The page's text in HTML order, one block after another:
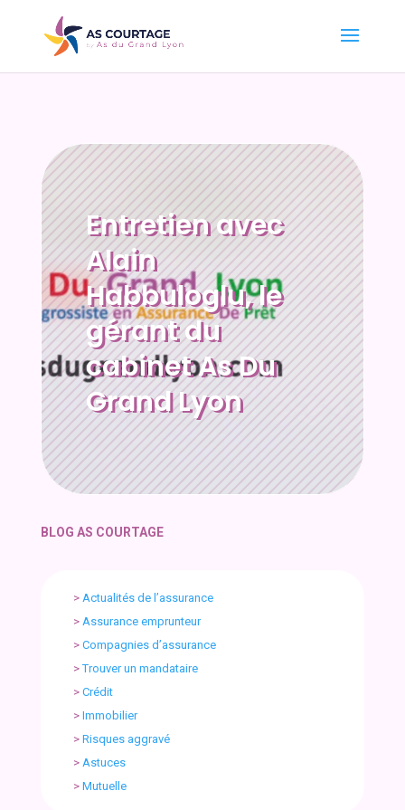
Entretien avec
Alain
Habbuloglu, le
gérant du
cabinet As Du
Grand Lyon
BLOG AS COURTAGE
> Actualités de l’assurance
> Assurance emprunteur
> Compagnies d’assurance
>Trouver un mandataire
> Crédit
> Immobilier
> Risques aggravé
> Astuces
> Mutuelle